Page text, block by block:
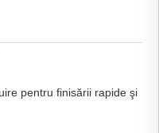
pentru finisării rapide şi